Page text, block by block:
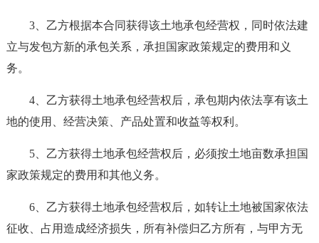
3、乙方根据本合同获得该土地承包经营权，同时依法建
立与发包方新的承包关系，承担国家政策规定的费用和义
务。
4、乙方获得土地承包经营权后，承包期内依法享有该土
地的使用、经营决策、产品处置和收益等权利。
5、乙方获得土地承包经营权后，必须按土地亩数承担国
家政策规定的费用和其他义务。
6、乙方获得土地承包经营权后，如转让土地被国家依法
征收、占用造成经济损失，所有补偿归乙方所有，与甲方无